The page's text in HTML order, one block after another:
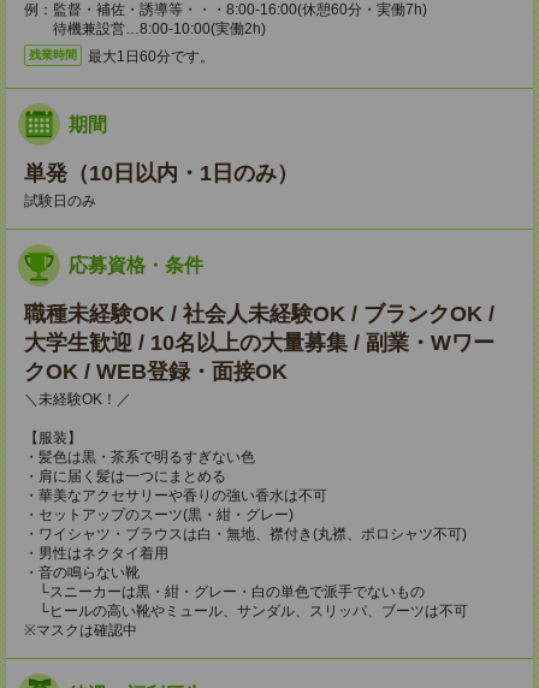
例：監督・補佐・誘導等・・・8:00-16:00(休憩60分・実働7h)
待機兼設営…8:00-10:00(実働2h)
残業時間 最大1日60分です。
期間
単発（10日以内・1日のみ）
試験日のみ
応募資格・条件
職種未経験OK / 社会人未経験OK / ブランクOK /
大学生歓迎 / 10名以上の大量募集 / 副業・Wワー
クOK / WEB登録・面接OK
＼未経験OK！／
【服装】
・髪色は黒・茶系で明るすぎない色
・肩に届く髪は一つにまとめる
・華美なアクセサリーや香りの強い香水は不可
・セットアップのスーツ(黒・紺・グレー)
・ワイシャツ・ブラウスは白・無地、襟付き(丸襟、ポロシャツ不可)
・男性はネクタイ着用
・音の鳴らない靴
└スニーカーは黒・紺・グレー・白の単色で派手でないもの
└ヒールの高い靴やミュール、サンダル、スリッパ、ブーツは不可
※マスクは確認中